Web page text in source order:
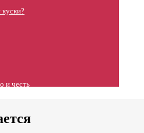
и честь